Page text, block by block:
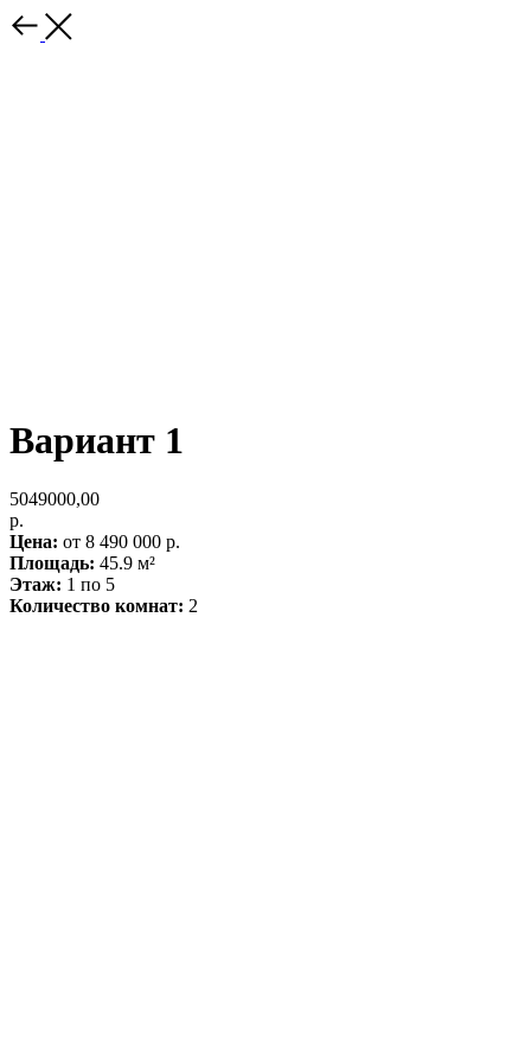
Вариант 1
5049000,00
р.
Цена: от 8 490 000 р.
Площадь: 45.9 м²
Этаж: 1 по 5
Количество комнат: 2